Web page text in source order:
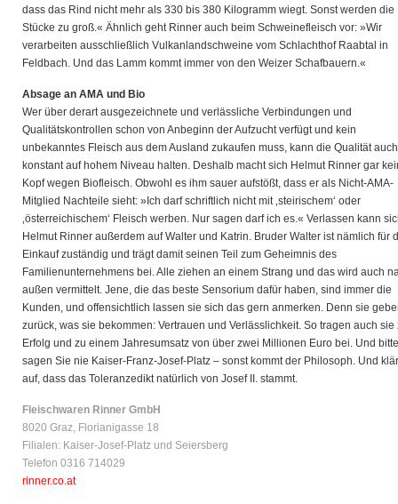
dass das Rind nicht mehr als 330 bis 380 Kilogramm wiegt. Sonst werden die
Stücke zu groß.« Ähnlich geht Rinner auch beim Schweinefleisch vor: »Wir
verarbeiten ausschließlich Vulkanlandschweine vom Schlachthof Raabtal in
Feldbach. Und das Lamm kommt immer von den Weizer Schafbauern.«
Absage an AMA und Bio
Wer über derart ausgezeichnete und verlässliche Verbindungen und
Qualitätskontrollen schon von Anbeginn der Aufzucht verfügt und kein
unbekanntes Fleisch aus dem Ausland zukaufen muss, kann die Qualität auch
konstant auf hohem Niveau halten. Deshalb macht sich Helmut Rinner gar
Kopf wegen Biofleisch. Obwohl es ihm sauer aufstößt, dass er als Nicht-AMA-
Mitglied Nachteile sieht: »Ich darf schriftlich nicht mit ‚steirischem‘ oder
‚österreichischem‘ Fleisch werben. Nur sagen darf ich es.« Verlassen kann
Helmut Rinner außerdem auf Walter und Katrin. Bruder Walter ist nämlich für
Einkauf zuständig und trägt damit seinen Teil zum Geheimnis des
Familienunternehmens bei. Alle ziehen an einem Strang und das wird auch
außen vermittelt. Jene, die das beste Sensorium dafür haben, sind immer die
Kunden, und offensichtlich lassen sie sich das gern anmerken. Denn sie
zurück, was sie bekommen: Vertrauen und Verlässlichkeit. So tragen auch sie
Erfolg und zu einem Jahresumsatz von über zwei Millionen Euro bei. Und
sagen Sie nie Kaiser-Franz-Josef-Platz – sonst kommt der Philosoph. Und
auf, dass das Toleranzedikt natürlich von Josef II. stammt.
Fleischwaren Rinner GmbH
8020 Graz, Florianigasse 18
Filialen: Kaiser-Josef-Platz und Seiersberg
Telefon 0316 714029
rinner.co.at